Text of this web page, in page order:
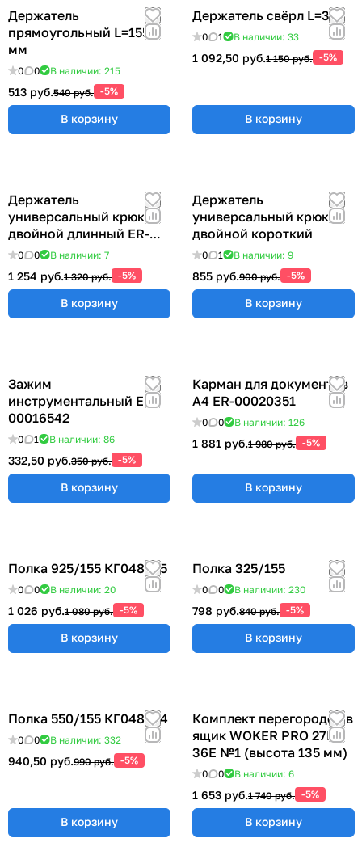
Держатель
прямоугольный L=155
мм
0 0 В наличии: 215
513 руб.540 руб. -5%
В корзину
Держатель свёрл L=315
0 1 В наличии: 33
1 092,50 руб.1 150 руб. -5%
В корзину
Держатель
универсальный крюк
двойной длинный ER-
00012769
0 0 В наличии: 7
1 254 руб.1 320 руб. -5%
В корзину
Держатель
универсальный крюк
двойной короткий
0 1 В наличии: 9
855 руб.900 руб. -5%
В корзину
Зажим
инструментальный ER-
00016542
0 1 В наличии: 86
332,50 руб.350 руб. -5%
В корзину
Карман для документов
А4 ER-00020351
0 0 В наличии: 126
1 881 руб.1 980 руб. -5%
В корзину
Полка 925/155 КГ048825
0 0 В наличии: 20
1 026 руб.1 080 руб. -5%
В корзину
Полка 325/155
0 0 В наличии: 230
798 руб.840 руб. -5%
В корзину
Полка 550/155 КГ048824
0 0 В наличии: 332
940,50 руб.990 руб. -5%
В корзину
Комплект перегородок в
ящик WOKER PRO 27E х
36E №1 (высота 135 мм)
0 0 В наличии: 6
1 653 руб.1 740 руб. -5%
В корзину